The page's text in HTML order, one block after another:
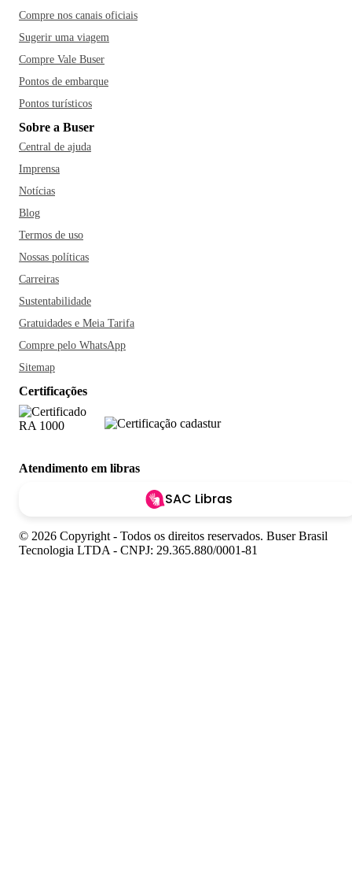
Compre nos canais oficiais
Sugerir uma viagem
Compre Vale Buser
Pontos de embarque
Pontos turísticos
Sobre a Buser
Central de ajuda
Imprensa
Notícias
Blog
Termos de uso
Nossas políticas
Carreiras
Sustentabilidade
Gratuidades e Meia Tarifa
Compre pelo WhatsApp
Sitemap
Certificações
Atendimento em libras
SAC Libras
© 2026 Copyright - Todos os direitos reservados. Buser Brasil
Tecnologia LTDA - CNPJ: 29.365.880/0001-81